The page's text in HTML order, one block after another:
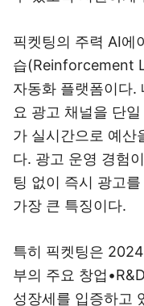
픽켓팅의 주력 AI에
습(Reinforcement
자동화 플랫폼이다.
요 광고 채널을 단
가 실시간으로 예산
다. 광고 운영 경험
팅 없이 즉시 광고
가장 큰 특징이다.
특히 픽켓팅은
부의 주요 창업
성장세를 입증하고